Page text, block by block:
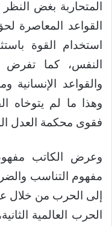
المتحاربة بغض
القواعد المعاصرة
استخدام القوة
النفس، كما تفرض
والقواعد الإنسانية
وهذا ما لم يتوخاه
فقوى محكمة العدل
وعرض الكاتب
مفهوم التناسب
إلى الحرب من خلال
الحرب العالمية